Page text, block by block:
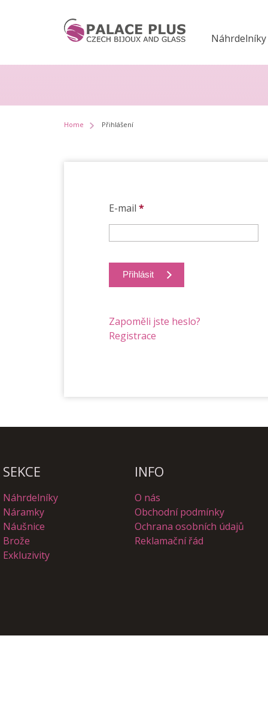
Náhrdelníky
Home Přihlášení
E-mail *
Přihlásit
Zapoměli jste heslo?
Registrace
SEKCE INFO
Náhrdelníky
Náramky
Náušnice
Brože
Exkluzivity
O nás
Obchodní podmínky
Ochrana osobních údajů
Reklamační řád